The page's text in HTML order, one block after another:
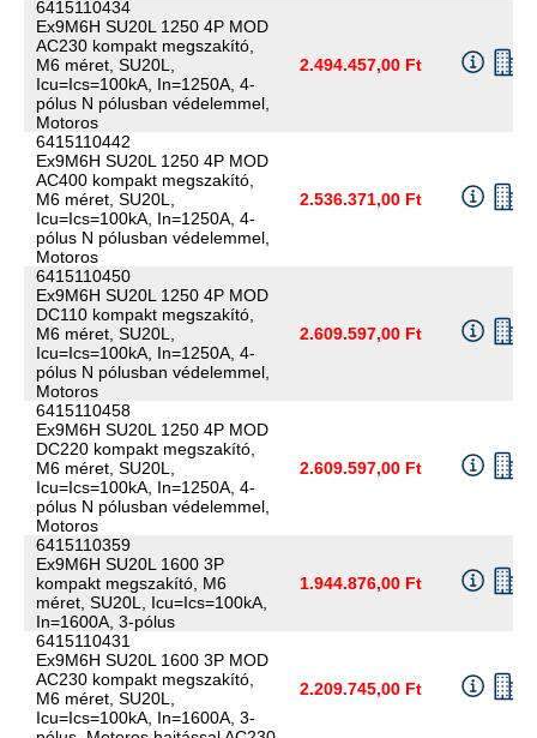
6415110434
Ex9M6H SU20L 1250 4P MOD
AC230 kompakt megszakító,
M6 méret, SU20L,
Icu=Ics=100kA, In=1250A, 4-
pólus N pólusban védelemmel,
Motoros
2.494.457,00 Ft
6415110442
Ex9M6H SU20L 1250 4P MOD
AC400 kompakt megszakító,
M6 méret, SU20L,
Icu=Ics=100kA, In=1250A, 4-
pólus N pólusban védelemmel,
Motoros
2.536.371,00 Ft
6415110450
Ex9M6H SU20L 1250 4P MOD
DC110 kompakt megszakító,
M6 méret, SU20L,
Icu=Ics=100kA, In=1250A, 4-
pólus N pólusban védelemmel,
Motoros
2.609.597,00 Ft
6415110458
Ex9M6H SU20L 1250 4P MOD
DC220 kompakt megszakító,
M6 méret, SU20L,
Icu=Ics=100kA, In=1250A, 4-
pólus N pólusban védelemmel,
Motoros
2.609.597,00 Ft
6415110359
Ex9M6H SU20L 1600 3P
kompakt megszakító, M6
méret, SU20L, Icu=Ics=100kA,
In=1600A, 3-pólus
1.944.876,00 Ft
6415110431
Ex9M6H SU20L 1600 3P MOD
AC230 kompakt megszakító,
M6 méret, SU20L,
Icu=Ics=100kA, In=1600A, 3-
2.209.745,00 Ft